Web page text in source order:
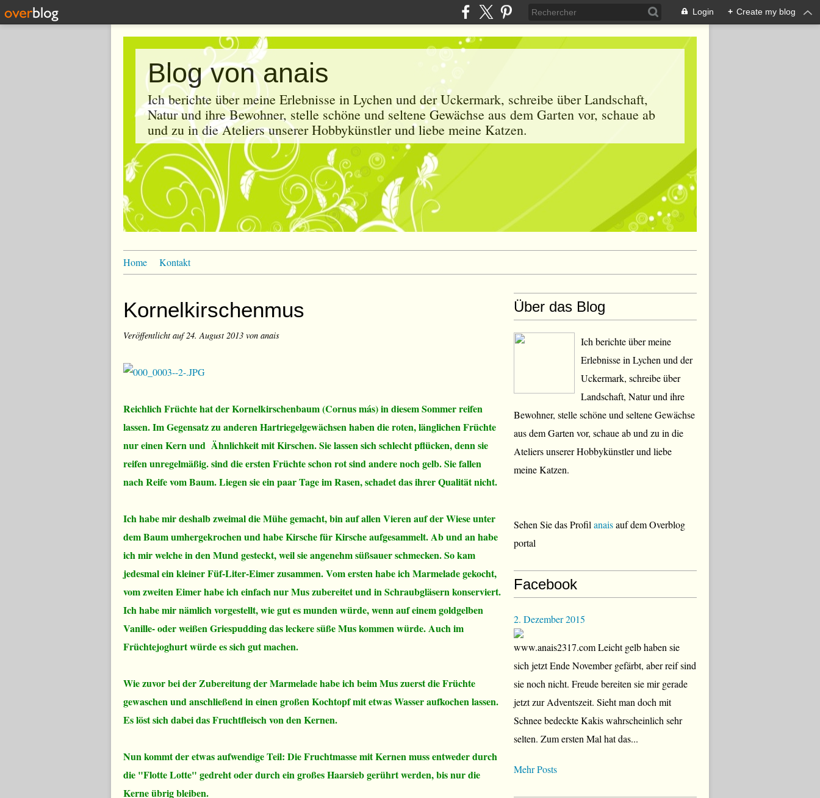
Login + Create my blog
Blog von anais
Ich berichte über meine Erlebnisse in Lychen und der Uckermark, schreibe über Landschaft,
Natur und ihre Bewohner, stelle schöne und seltene Gewächse aus dem Garten vor, schaue ab
und zu in die Ateliers unserer Hobbykünstler und liebe meine Katzen.
Home Kontakt
Kornelkirschenmus
Veröffentlicht auf24. August 2013 von anais
Reichlich Früchte hat der Kornelkirschenbaum (Cornus más) in diesem Sommer reifen
lassen. Im Gegensatz zu anderen Hartriegelgewächsen haben die roten, länglichen Früchte
nur einen Kern und Ähnlichkeit mit Kirschen. Sie lassen sich schlecht pflücken, denn sie
reifen unregelmäßig. sind die ersten Früchte schon rot sind andere noch gelb. Sie fallen
nach Reife vom Baum. Liegen sie ein paar Tage im Rasen, schadet das ihrer Qualität nicht.
Ich habe mir deshalb zweimal die Mühe gemacht, bin auf allen Vieren auf der Wiese unter
dem Baum umhergekrochen und habe Kirsche für Kirsche aufgesammelt. Ab und an habe
ich mir welche in den Mund gesteckt, weil sie angenehm süßsauer schmecken. So kam
jedesmal ein kleiner Füf-Liter-Eimer zusammen. Vom ersten habe ich Marmelade gekocht,
vom zweiten Eimer habe ich einfach nur Mus zubereitet und in Schraubgläsern konserviert.
Ich habe mir nämlich vorgestellt, wie gut es munden würde, wenn auf einem goldgelben
Vanille- oder weißen Griespudding das leckere süße Mus kommen würde. Auch im
Früchtejoghurt würde es sich gut machen.
Wie zuvor bei der Zubereitung der Marmelade habe ich beim Mus zuerst die Früchte
gewaschen und anschließend in einen großen Kochtopf mit etwas Wasser aufkochen lassen.
Es löst sich dabei das Fruchtfleisch von den Kernen.
Nun kommt der etwas aufwendige Teil: Die Fruchtmasse mit Kernen muss entweder durch
die "Flotte Lotte" gedreht oder durch ein großes Haarsieb gerührt werden, bis nur die
Kerne übrig bleiben.
Über das Blog
Ich berichte über meine
Erlebnisse in Lychen und der
Uckermark, schreibe über
Landschaft, Natur und ihre
Bewohner, stelle schöne und seltene Gewächse
aus dem Garten vor, schaue ab und zu in die
Ateliers unserer Hobbykünstler und liebe
meine Katzen.
Sehen Sie das Profil anaisauf dem Overblog
portal
Facebook
2. Dezember 2015
www.anais2317.com Leicht gelb haben sie
sich jetzt Ende November gefärbt, aber reif sind
sie noch nicht. Freude bereiten sie mir gerade
jetzt zur Adventszeit. Sieht man doch mit
Schnee bedeckte Kakis wahrscheinlich sehr
selten. Zum ersten Mal hat das...
Mehr Posts